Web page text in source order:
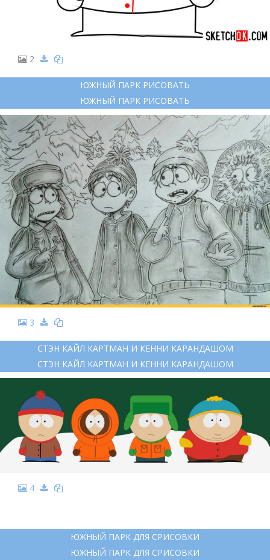
2
ЮЖНЫЙ ПАРК РИСОВАТЬ
ЮЖНЫЙ ПАРК РИСОВАТЬ
3
СТЭН КАЙЛ КАРТМАН И КЕННИ КАРАНДАШОМ
СТЭН КАЙЛ КАРТМАН И КЕННИ КАРАНДАШОМ
4
ЮЖНЫЙ ПАРК ДЛЯ СРИСОВКИ
ЮЖНЫЙ ПАРК ДЛЯ СРИСОВКИ